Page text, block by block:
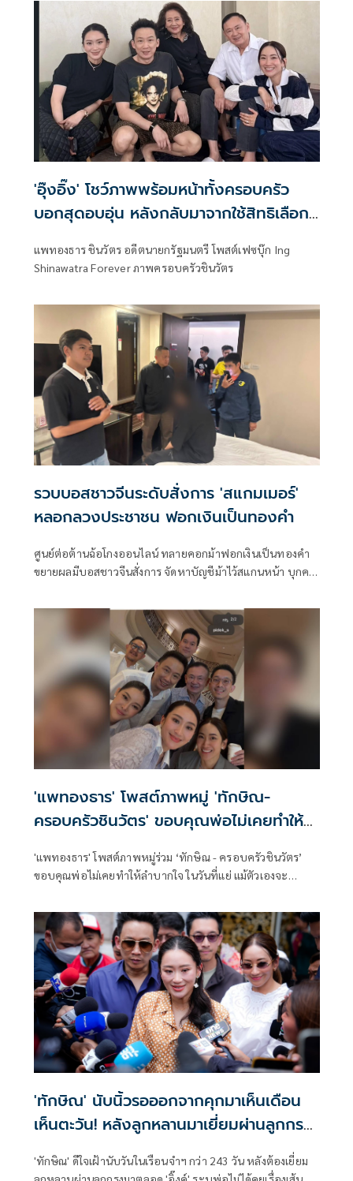
'อุ๊งอิ๊ง' โชว์ภาพพร้อมหน้าทั้งครอบครัว
บอกสุดอบอุ่น หลังกลับมาจากใช้สิทธิเลือก
แพทองธาร ชินวัตร อดีตนายกรัฐมนตรี โพสต์เฟซบุ๊ก Ing
Shinawatra Forever ภาพครอบครัวชินวัตร
รวบบอสชาวจีนระดับสั่งการ 'สแกมเมอร์'
หลอกลวงประชาชน ฟอกเงินเป็นทองคำ
ศูนย์ต่อต้านฉ้อโกงออนไลน์ ทลายคอกม้าฟอกเงินเป็นทองคำ
ขยายผลมีบอสชาวจีนสั่งการ จัดหาบัญชีม้าไว้สแกนหน้า บุกคา
'แพทองธาร' โพสต์ภาพหมู่ 'ทักษิณ-
ครอบครัวชินวัตร' ขอบคุณพ่อไม่เคยทำให้
'แพทองธาร' โพสต์ภาพหมู่ร่วม ‘ทักษิณ - ครอบครัวชินวัตร’
ขอบคุณพ่อไม่เคยทำให้ลำบากใจ ในวันที่แย่ แม้ตัวเองจะ
'ทักษิณ' นับนิ้วรอออกจากคุกมาเห็นเดือน
เห็นตะวัน! หลังลูกหลานมาเยี่ยมผ่านลูกกรง
'ทักษิณ' ดีใจเฝ้านับวันในเรือนจำฯ กว่า 243 วัน หลังต้องเยี่ยม